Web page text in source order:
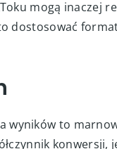
do
platformach to
dostosować